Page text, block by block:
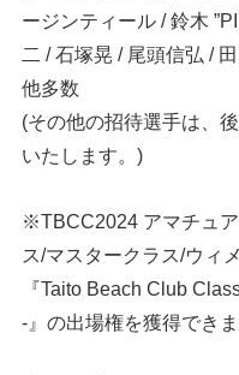
ージンティール / 鈴木
二 / 石塚晃 / 尾頭信弘 /
他多数
(その他の招待選手は、
いたします。)
※TBCC2024 アマチュ
ス/マスタークラス/ウィ
『Taito Beach Club
-』の出場権を獲得できま